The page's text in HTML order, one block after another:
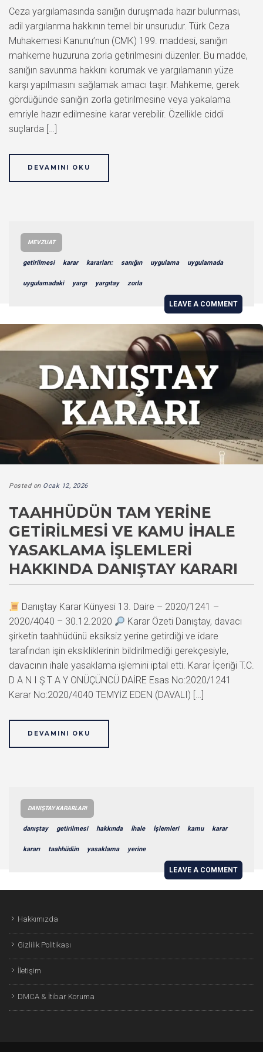
Ceza yargılamasında sanığın duruşmada hazır bulunması,
adil yargılanma hakkının temel bir unsurudur. Türk Ceza
Muhakemesi Kanunu’nun (CMK) 199. maddesi, sanığın
mahkeme huzuruna zorla getirilmesini düzenler. Bu madde,
sanığın savunma hakkını korumak ve yargılamanın yüze
karşı yapılmasını sağlamak amacı taşır. Mahkeme, gerek
gördüğünde sanığın zorla getirilmesine veya yakalama
emriyle hazır edilmesine karar verebilir. Özellikle ciddi
suçlarda […]
DEVAMINI OKU
MEVZUAT
getirilmesi karar kararları: sanığın uygulama uygulamada
uygulamadaki yargı yargıtay zorla
LEAVE A COMMENT
Posted on Ocak 12, 2026
TAAHHÜDÜN TAM YERINE
GETIRILMESI VE KAMU İHALE
YASAKLAMA İŞLEMLERI
HAKKINDA DANIŞTAY KARARI
Danıştay Karar Künyesi 13. Daire – 2020/1241 –
2020/4040 – 30.12.2020
Karar Özeti Danıştay, davacı
şirketin taahhüdünü eksiksiz yerine getirdiği ve idare
tarafından işin eksikliklerinin bildirilmediği gerekçesiyle,
davacının ihale yasaklama işlemini iptal etti. Karar İçeriği T.C.
D A N I Ş T A Y ONÜÇÜNCÜ DAİRE Esas No:2020/1241
Karar No:2020/4040 TEMYİZ EDEN (DAVALI) […]
DEVAMINI OKU
DANIŞTAY KARARLARI
danıştay getirilmesi hakkında İhale İşlemleri kamu karar
kararı taahhüdün yasaklama yerine
LEAVE A COMMENT
Hakkımızda
Gizlilik Politikası
İletişim
DMCA & İtibar Koruma